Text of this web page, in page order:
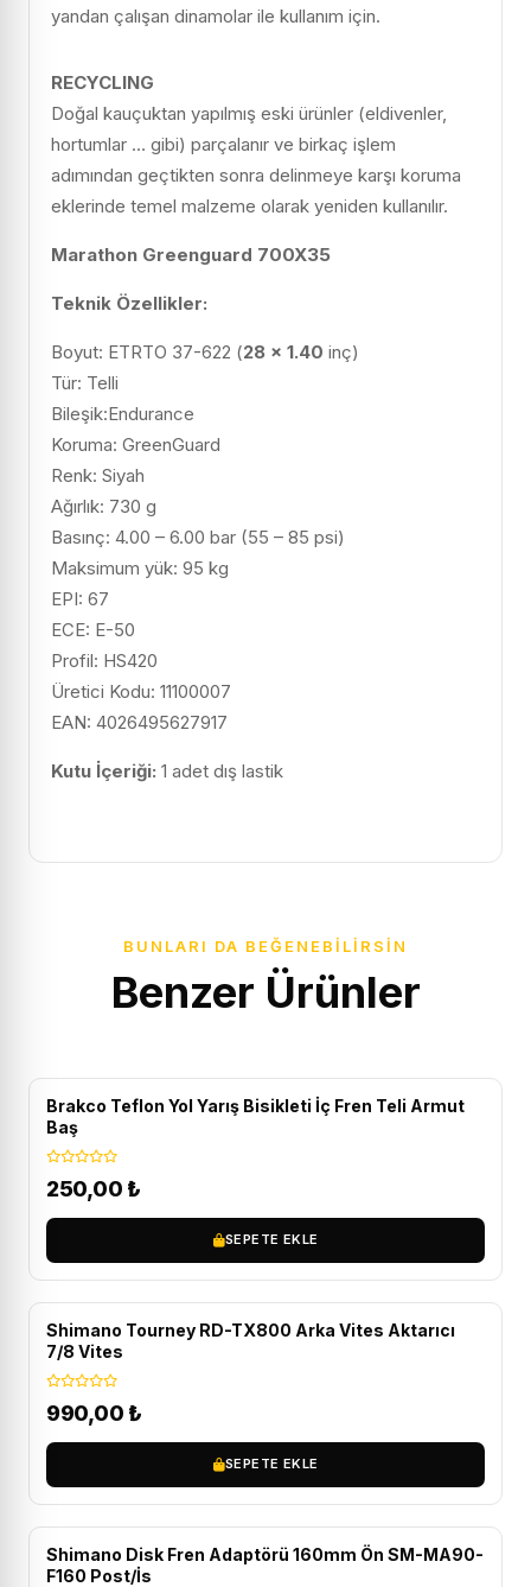
yandan çalışan dinamolar ile kullanım için.
RECYCLING
Doğal kauçuktan yapılmış eski ürünler (eldivenler,
hortumlar … gibi) parçalanır ve birkaç işlem
adımından geçtikten sonra delinmeye karşı koruma
eklerinde temel malzeme olarak yeniden kullanılır.
Marathon Greenguard 700X35
Teknik Özellikler:
Boyut: ETRTO 37-622 (28 x 1.40 inç)
Tür: Telli
Bileşik:Endurance
Koruma: GreenGuard
Renk: Siyah
Ağırlık: 730 g
Basınç: 4.00 – 6.00 bar (55 – 85 psi)
Maksimum yük: 95 kg
EPI: 67
ECE: E-50
Profil: HS420
Üretici Kodu: 11100007
EAN: 4026495627917
Kutu İçeriği: 1 adet dış lastik
BUNLARI DA BEĞENEBILIRSIN
Benzer Ürünler
Brakco Teflon Yol Yarış Bisikleti İç Fren Teli Armut
Baş
250,00 ₺
SEPETE EKLE
Shimano Tourney RD-TX800 Arka Vites Aktarıcı
7/8 Vites
990,00 ₺
SEPETE EKLE
Shimano Disk Fren Adaptörü 160mm Ön SM-MA90-
F160 Post/İs